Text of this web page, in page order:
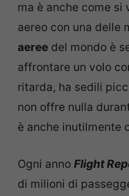
ma è anche come si
aereo con una delle
aeree del mondo è
affrontare un volo
ritarda, ha sedili
non offre nulla
è anche inutilmente
Ogni anno Flight
di milioni di